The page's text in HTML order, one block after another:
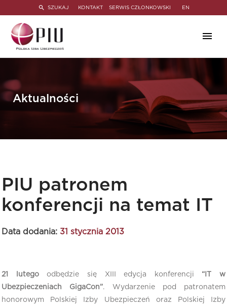
SZUKAJ KONTAKT SERWIS CZŁONKOWSKI EN
Aktualności
PIU patronem
konferencji na temat IT
Data dodania: 31 stycznia 2013
21 lutego odbędzie się XIII edycja konferencji “IT w
Ubezpieczeniach GigaCon”. Wydarzenie pod patronatem
honorowym Polskiej Izby Ubezpieczeń oraz Polskiej Izby